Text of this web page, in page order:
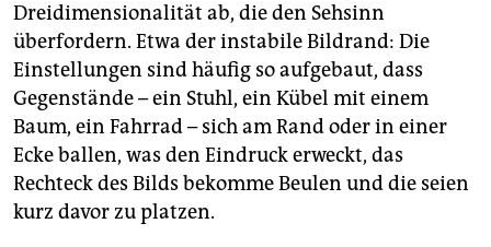
Dreidimensionalität ab, die den Sehsinn
überfordern. Etwa der instabile Bildrand: Die
Einstellungen sind häufig so aufgebaut, dass
Gegenstände – ein Stuhl, ein Kübel mit einem
Baum, ein Fahrrad – sich am Rand oder in einer
Ecke ballen, was den Eindruck erweckt, das
Rechteck des Bilds bekomme Beulen und die seien
kurz davor zu platzen.